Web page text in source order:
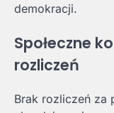
demokracji.
Społeczne
rozliczeń
Brak rozliczeń za